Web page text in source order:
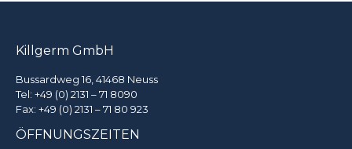
Killgerm GmbH
Bussardweg 16, 41468 Neuss
Tel: +49 (0) 2131 – 71 8090
Fax: +49 (0) 2131 – 71 80 923
ÖFFNUNGSZEITEN